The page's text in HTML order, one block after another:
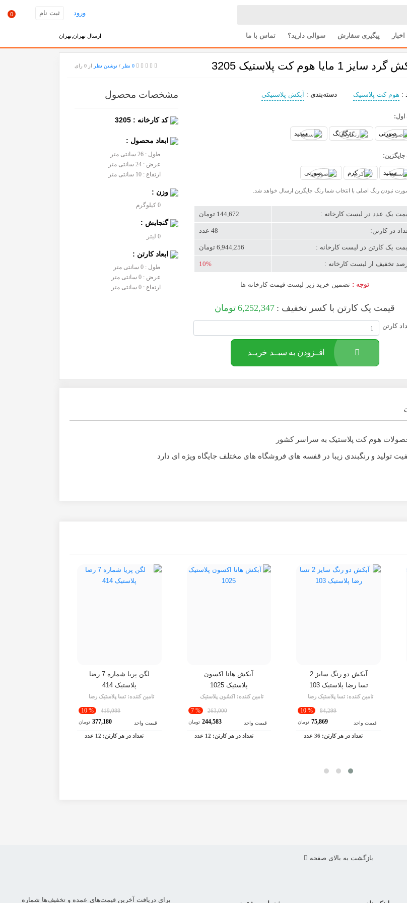
ورود ثبت نام 0
اخبار پیگیری سفارش سوالی دارید؟ تماس با ما ارسال تهران,تهران
سایز 1 مایا هوم کت پلاستیک 3205 0 نظر / نوشتن نظر از 0 رای
: هوم کت پلاستیک دسته‌بندی : آبکش پلاستیکی
اول:
صورتی رنگارنگ سفید
سفید کرم صورتی
نبودن رنگ اصلی با انتخاب شما رنگ جایگزین ارسال خواهد شد.
یک عدد در لیست کارخانه : 144,672 تومان
در کارتن: 48 عدد
یک کارتن در لیست کارخانه : 6,944,256 تومان
تخفیف از لیست کارخانه : 10%
توجه : تضمین خرید زیر لیست قیمت کارخانه ها
قیمت یک کارتن با کسر تخفیف : 6,252,347 تومان
کارتن
افــزودن به سبــد خریــد
مشخصات محصول
کد کارخانه : 3205
ابعاد محصول :
طول : 26 سانتی متر
عرض : 24 سانتی متر
ارتفاع : 10 سانتی متر
وزن :
0 کیلوگرم
گنجایش :
0 لیتر
ابعاد کارتن :
طول : 0 سانتی متر
عرض : 0 سانتی متر
ارتفاع : 0 سانتی متر
هوم کت پلاستیک به سراسر کشور
آبکش دو رنگ سایز 2
تسا رضا پلاستیک 103
تامین کننده:تسا پلاستیک رضا
قیمت واحد
84,299
% 10
75,869 تومان
تعداد در هر کارتن: 36 عدد
آبکش هانا اکسون
پلاستیک 1025
تامین کننده: اکسُون پلاستیک
قیمت واحد
263,000
% 7
244,583 تومان
تعداد در هر کارتن: 12 عدد
لگن پریا شماره 7 رضا
پلاستیک 414
تامین کننده:تسا پلاستیک رضا
قیمت واحد
419,088
% 10
377,180 تومان
تعداد در هر کارتن: 12 عدد
بازگشت به بالای صفحه
برای دریافت آخرین قیمت‌های عمده و تخفیف‌ها شماره